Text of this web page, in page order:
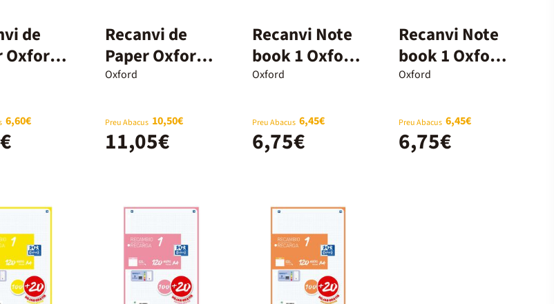
de
Oxford
5
6,60€
Recanvi de
Paper Oxford
A4 5x5mm 10
fulls
Oxford
Preu Abacus 10,50€
11,05€
Recanvi Note
book 1 Oxford
A4 5x5 100+20
Oxford
Preu Abacus 6,45€
6,75€
Recanvi Note
book 1 Oxford
A4 5x5 100+20
Oxford
Preu Abacus 6,45€
6,75€